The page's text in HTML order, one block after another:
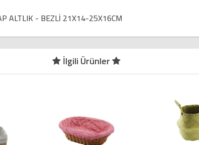
ALTLIK - BEZLİ 21X14-25X16CM
İlgili Ürünler